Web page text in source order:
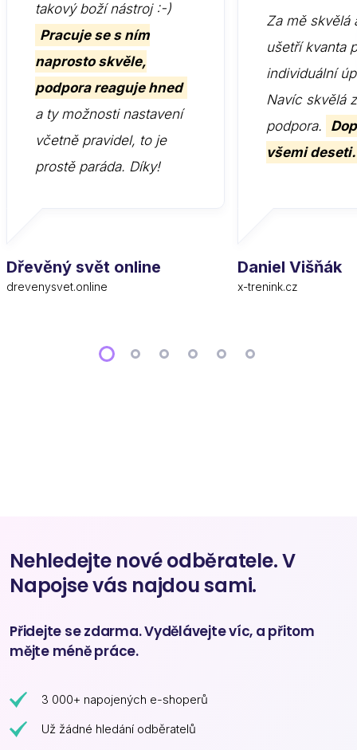
takový boží nástroj :-)
Pracuje se s ním
naprosto skvěle,
podpora reaguje hned
a ty možnosti nastavení
včetně pravidel, to je
prostě paráda. Díky!
Dřevěný svět online
drevenysvet.online
Za mě skvělá
ušetří kvanta
individuální
Navíc skvělá
podpora.
všemi deseti.
Daniel Višňák
x-trenink.cz
Nehledejte nové odběratele. V
Napojse vás najdou sami.
Přidejte se zdarma. Vydělávejte víc, a přitom
mějte méně práce.
3 000+ napojených e-shoperů
Už žádné hledání odběratelů